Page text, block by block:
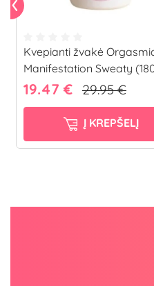
Kvepianti žvakė
Manifestation Sweaty
19.47 € 29.95 €
Į KREPŠELĮ